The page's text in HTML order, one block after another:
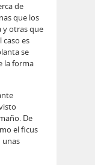
de
que los
y otras que
caso es
se
la forma
De
el ficus
unas